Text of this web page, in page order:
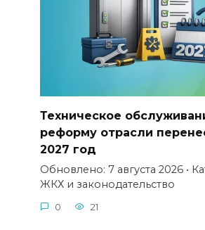
Техническое
реформу отрасли
2027 год
Обновлено: 7 августа 2026 •
ЖКХ и законодательство
0 21